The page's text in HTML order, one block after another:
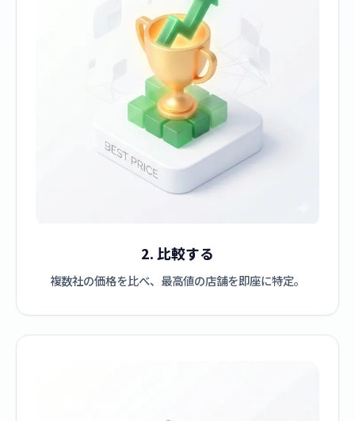
2. 比較する
複数社の価格を比べ、最高値の店舗を即座に特定。